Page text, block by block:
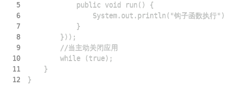
5
6
7
8
9
10
11
12
}